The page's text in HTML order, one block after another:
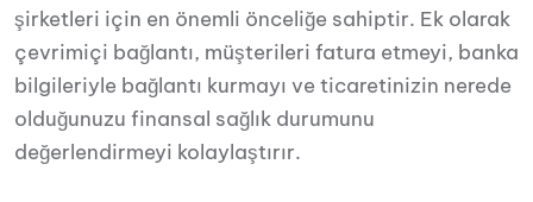
şirketleri için en önemli önceliğe sahiptir. Ek olarak
çevrimiçi bağlantı, müşterileri fatura etmeyi, banka
bilgileriyle bağlantı kurmayı ve ticaretinizin nerede
olduğunuzu finansal sağlık durumunu
değerlendirmeyi kolaylaştırır.